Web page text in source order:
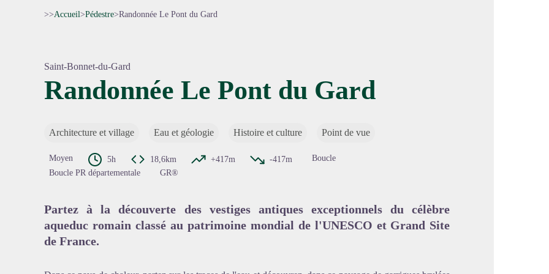
>>Accueil>Pédestre>Randonnée Le Pont du Gard
Saint-Bonnet-du-Gard
Randonnée Le Pont du Gard
Architecture et village Eau et géologie Histoire et culture Point de vue
Moyen 5h 18,6km +417m -417m
Boucle
Boucle PR départementale
GR®
Partez à la découverte des vestiges antiques exceptionnels du célèbre
aqueduc romain classé au patrimoine mondial de l'UNESCO et Grand Site
de France.